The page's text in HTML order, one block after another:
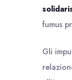
fumus
Gli